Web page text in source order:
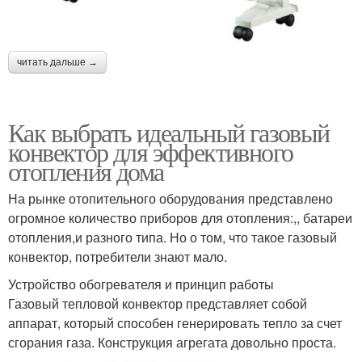
читать дальше →
Как выбрать идеальный газовый
конвектор для эффективного
отопления дома
На рынке отопительного оборудования представлено
огромное количество приборов для отопления:,, батареи
отопления,и разного типа. Но о том, что такое газовый
конвектор, потребители знают мало.
Устройство обогревателя и принцип работы
Газовый тепловой конвектор представляет собой
аппарат, который способен генерировать тепло за счет
сгорания газа. Конструкция агрегата довольно проста.